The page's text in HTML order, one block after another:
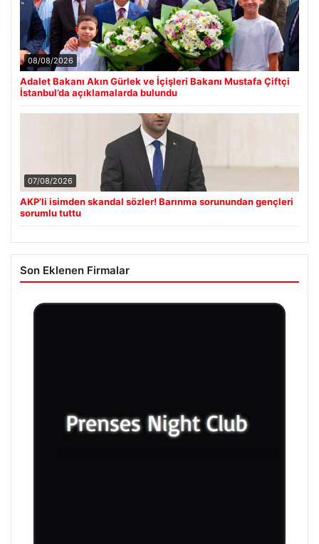
08/08/2026
Adalet Bakanı Akın Gürlek ve İçişleri Bakanı Mustafa Çiftçi
İstanbul’da açıklamalarda bulundu
07/08/2026
AKP’li isimden skandal sözler! Barınma sorunundan gençleri
sorumlu tuttu
Son Eklenen Firmalar